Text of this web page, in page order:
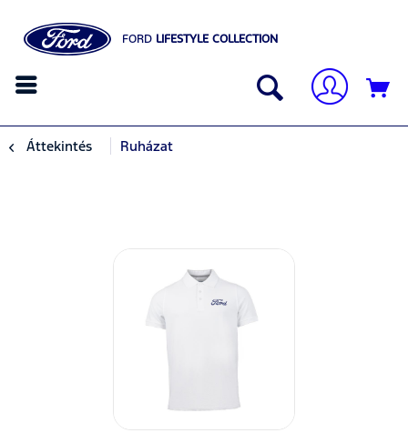
FORD LIFESTYLE COLLECTION
Áttekintés Ruházat